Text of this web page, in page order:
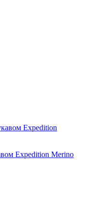
Expedition Merino